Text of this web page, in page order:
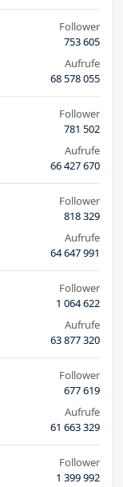
Follower
753 605
Aufrufe
68 578 055
Follower
781 502
Aufrufe
66 427 670
Follower
818 329
Aufrufe
64 647 991
Follower
1 064 622
Aufrufe
63 877 320
Follower
677 619
Aufrufe
61 663 329
Follower
1 399 992